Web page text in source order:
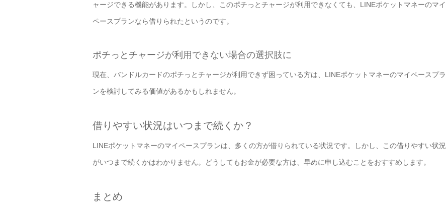
ャージできる機能があります。しかし、このポチっとチャージが利用できなくても、LINEポケットマネーのマイ
ペースプランなら借りられたというのです。
ポチっとチャージが利用できない場合の選択肢に
現在、バンドルカードのポチっとチャージが利用できず困っている方は、LINEポケットマネーのマイペースプラ
ンを検討してみる価値があるかもしれません。
借りやすい状況はいつまで続くか？
LINEポケットマネーのマイペースプランは、多くの方が借りられている状況です。しかし、この借りやすい状況
がいつまで続くかはわかりません。どうしてもお金が必要な方は、早めに申し込むことをおすすめします。
まとめ